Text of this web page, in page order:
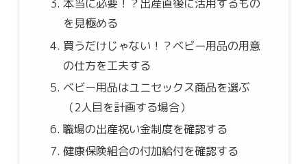
本当に必要！？出産直後に活用するもの
を見極める
買うだけじゃない！？ベビー用品の用意
の仕方を工夫する
ベビー用品はユニセックス商品を選ぶ
（2人目を計画する場合）
職場の出産祝い金制度を確認する
健康保険組合の付加給付を確認する